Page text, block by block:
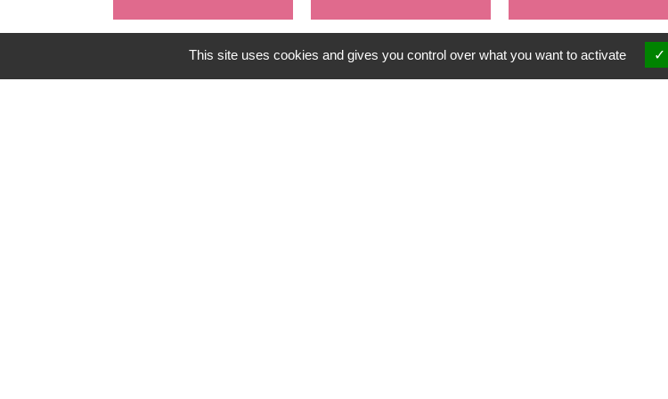
This site uses cookies and gives you control over what you want to activate